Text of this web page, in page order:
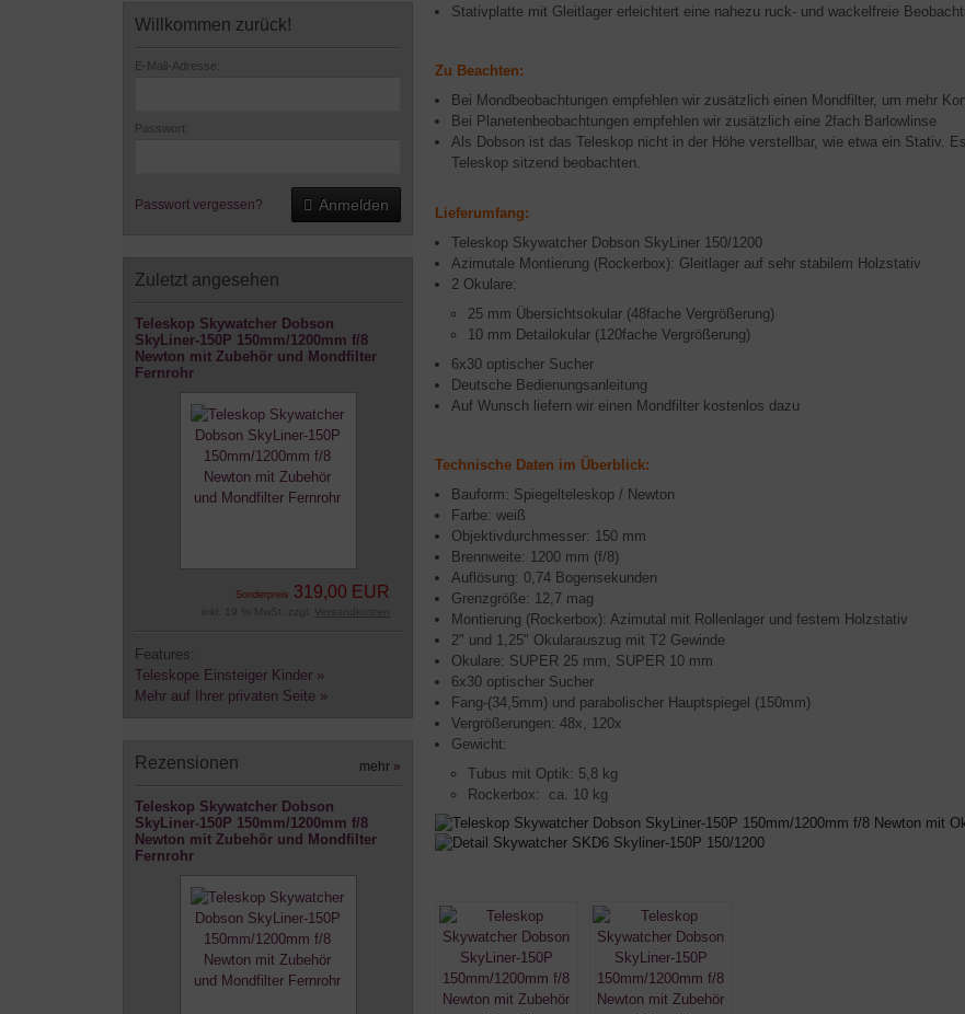
Stativplatte mit Gleitlager erleichtert eine nahezu ruck- und wackelfreie
Zu Beachten:
Bei Mondbeobachtungen empfehlen wir zusätzlich einen Mondfilter, um mehr
Bei Planetenbeobachtungen empfehlen wir zusätzlich eine 2fach Barlowlinse
Als Dobson ist das Teleskop nicht in der Höhe verstellbar, wie etwa ein Stativ.
Teleskop sitzend beobachten.
Lieferumfang:
Teleskop Skywatcher Dobson SkyLiner 150/1200
Azimutale Montierung (Rockerbox): Gleitlager auf sehr stabilem Holzstativ
2 Okulare:
25 mm Übersichtsokular (48fache Vergrößerung)
10 mm Detailokular (120fache Vergrößerung)
6x30 optischer Sucher
Deutsche Bedienungsanleitung
Auf Wunsch liefern wir einen Mondfilter kostenlos dazu
Technische Daten im Überblick:
Bauform: Spiegelteleskop / Newton
Farbe: weiß
Objektivdurchmesser: 150 mm
Brennweite: 1200 mm (f/8)
Auflösung: 0,74 Bogensekunden
Grenzgröße: 12,7 mag
Montierung (Rockerbox): Azimutal mit Rollenlager und festem Holzstativ
2" und 1,25" O kularauszug mit T2 Gewinde
Okulare: SUPER 25 mm, SUPER 10 mm
6x30 optischer Sucher
Fang-(34,5mm) und parabolischer Hauptspiegel (150mm)
Vergrößerungen: 48x, 120x
Gewicht:
Tubus mit Optik: 5,8 kg
Rockerbox: ca. 10 kg
Willkommen zurück!
E-Mail-Adresse:
Passwort:
Passwort vergessen? Anmelden
Zuletzt angesehen
Teleskop Skywatcher Dobson
SkyLiner-150P 150mm/1200mm f/8
Newton mit Zubehör und Mondfilter
Fernrohr
Sonderpreis 319,00 EUR
inkl. 19 % MwSt. zzgl.
Features:
Teleskope Einsteiger Kinder »
Mehr auf Ihrer privaten Seite »
Rezensionen mehr »
Teleskop Skywatcher Dobson
SkyLiner-150P 150mm/1200mm f/8
Newton mit Zubehör und Mondfilter
Fernrohr